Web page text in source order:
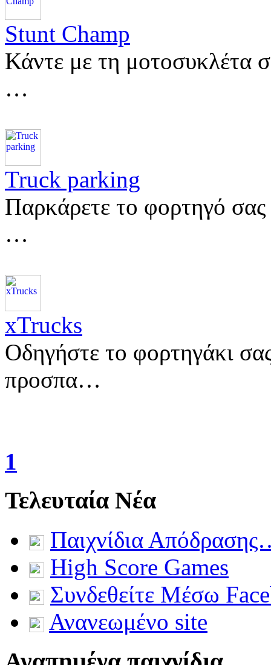
Stunt Champ
Κάντε με τη μοτοσυκλέτα
…
Truck parking
Παρκάρετε το φορτηγό σας
…
xTrucks
Οδηγήστε το φορτηγάκι
προσπα…
1
Τελευταία Νέα
Παιχνίδια
High Score Games
Συνδεθείτε Μέσω
Ανανεωμένο site